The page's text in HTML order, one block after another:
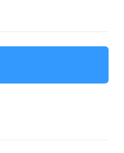
・）ノ
です。